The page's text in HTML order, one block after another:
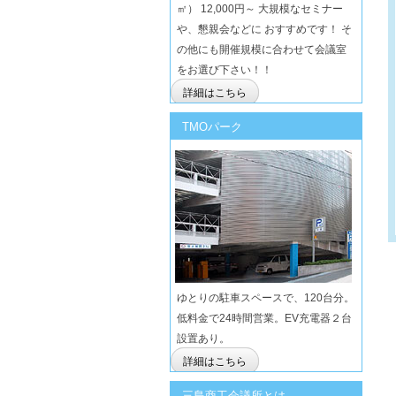
㎡） 12,000円～ 大規模なセミナー
や、懇親会などに おすすめです！ そ
の他にも開催規模に合わせて会議室
をお選び下さい！！
詳細はこちら
TMOパーク
ゆとりの駐車スペースで、120台分。
低料金で24時間営業。EV充電器２台
設置あり。
詳細はこちら